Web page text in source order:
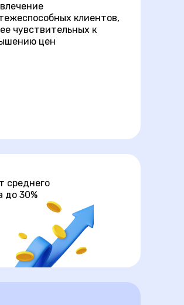
клиентов,
чувствительных к
цен
среднего
до 30%